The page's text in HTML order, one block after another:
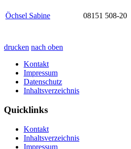
Öchsel Sabine 08151 508-20
drucken nach oben
Kontakt
Impressum
Datenschutz
Inhaltsverzeichnis
Quicklinks
Kontakt
Inhaltsverzeichnis
Impressum